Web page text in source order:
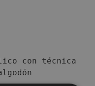
con técnica